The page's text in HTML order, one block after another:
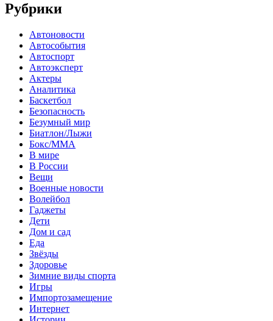
Рубрики
Автоновости
Автособытия
Автоспорт
Автоэксперт
Актеры
Аналитика
Баскетбол
Безопасность
Безумный мир
Биатлон/Лыжи
Бокс/MMA
В мире
В России
Вещи
Военные новости
Волейбол
Гаджеты
Дети
Дом и сад
Еда
Звёзды
Здоровье
Зимние виды спорта
Игры
Импортозамещение
Интернет